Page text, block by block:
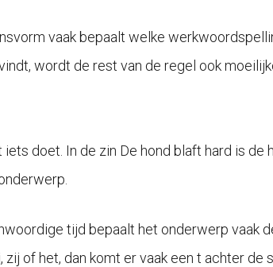
vaak bepaalt welke
wordt de rest van de regel ook
doet. In de zin De hond blaft hard is de
tijd bepaalt het onderwerp vaak
of het, dan komt er vaak een t achter de